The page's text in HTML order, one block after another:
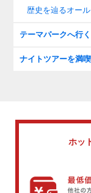
歴史を辿るオー
テーマパークへ行く
ナイトツアーを満喫
ホッ